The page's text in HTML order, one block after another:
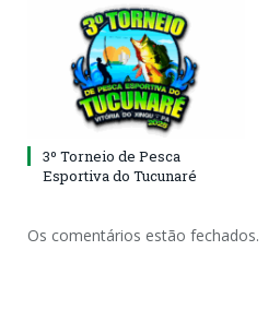
3º Torneio de Pesca
Esportiva do Tucunaré
Os comentários estão fechados.